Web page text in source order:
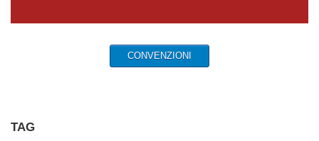
CONVENZIONI
TAG